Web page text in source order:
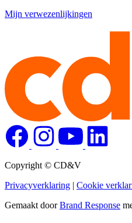
Mijn verwezenlijkingen
Copyright © CD&V
Privacyverklaring | Cookie
Gemaakt doorBrand Response